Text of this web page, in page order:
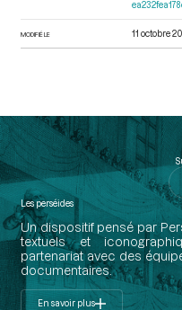
MODIFIÉ LE 11 octobre
Les perséides
Un dispositif pensé par
textuels et
partenariat avec des
documentaires.
En savoir plus